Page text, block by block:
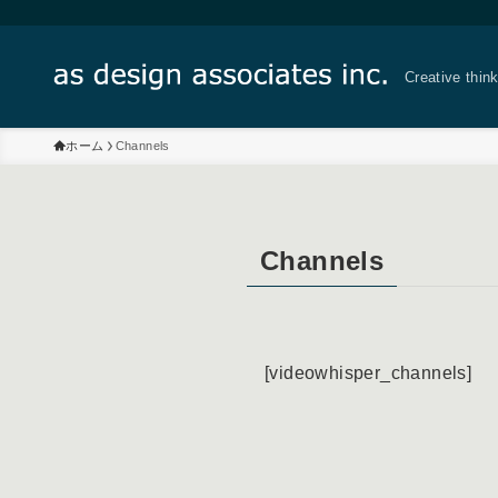
Creative
ホーム Channels
Channels
[videowhisper_channels]